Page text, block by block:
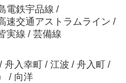
電鉄宇品線 /
速交通アストラムライン /
実線 / 芸備線
/ 舟入幸町 / 江波 / 舟入町 /
/ 向洋